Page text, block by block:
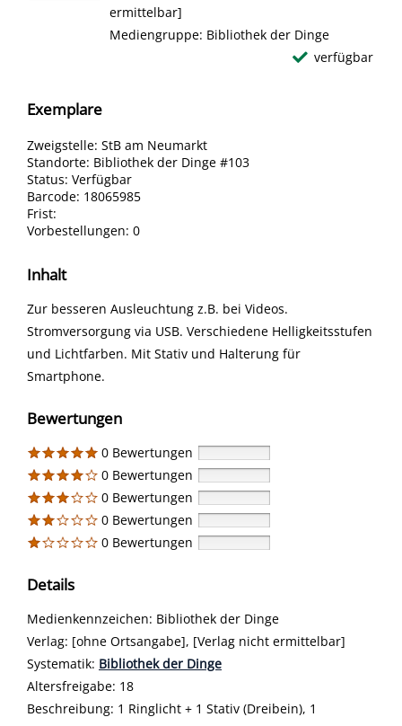
ermittelbar]
Mediengruppe: Bibliothek der Dinge
verfügbar
Exemplare
Zweigstelle: StB am Neumarkt
Standorte: Bibliothek der Dinge #103
Status: Verfügbar
Barcode: 18065985
Frist:
Vorbestellungen: 0
Inhalt
Zur besseren Ausleuchtung z.B. bei Videos.
Stromversorgung via USB. Verschiedene Helligkeitsstufen
und Lichtfarben. Mit Stativ und Halterung für
Smartphone.
Bewertungen
0 Bewertungen
0 Bewertungen
0 Bewertungen
0 Bewertungen
0 Bewertungen
Details
Suche nach diesem Verfasser
Medienkennzeichen: Bibliothek der Dinge
Verlag: [ohne Ortsangabe], [Verlag nicht ermittelbar]
opens in new tab
Diesen Link in neuem Tab öffnen
Systematik: Suche nach dieser Systematik
Bibliothek der Dinge
Suche nach diesem Interessenskreis
Altersfreigabe: 18
Beschreibung: 1 Ringlicht + 1 Stativ (Dreibein), 1